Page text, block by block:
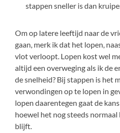
stappen sneller is dan
Om op latere leeftijd naar de
gaan, merk ik dat het lopen,
vlot verloopt. Lopen kost wel
altijd een overweging als ik de
de snelheid? Bij stappen is het
verwondingen op te lopen in
lopen daarentegen gaat de
hoewel het nog steeds
blijft.